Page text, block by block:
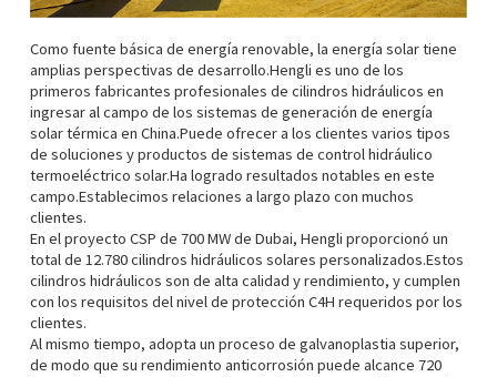
Como fuente básica de energía renovable, la energía solar tiene
amplias perspectivas de desarrollo.Hengli es uno de los
primeros fabricantes profesionales de cilindros hidráulicos en
ingresar al campo de los sistemas de generación de energía
solar térmica en China.Puede ofrecer a los clientes varios tipos
de soluciones y productos de sistemas de control hidráulico
termoeléctrico solar.Ha logrado resultados notables en este
campo.Establecimos relaciones a largo plazo con muchos
clientes.
En el proyecto CSP de 700 MW de Dubai, Hengli proporcionó un
total de 12.780 cilindros hidráulicos solares personalizados.Estos
cilindros hidráulicos son de alta calidad y rendimiento, y cumplen
con los requisitos del nivel de protección C4H requeridos por los
clientes.
Al mismo tiempo, adopta un proceso de galvanoplastia superior,
de modo que su rendimiento anticorrosión puede alcance 720